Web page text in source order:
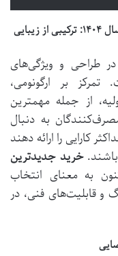
ترندهای جدید سرویس پلاستیک جهیزیه در سال ۱۴۰۴: ترکیبی از زیبایی
در طراحی و ویژگی‌های
بر ارگونومی،
از جمله مهمترین
به دنبال
کارایی را ارائه دهند
خرید جدیدترین
به معنای انتخاب
قابلیت‌های فنی، در